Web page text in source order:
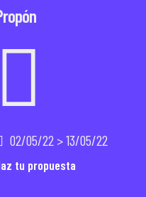
02/05/22 > 13/05/22
tu propuesta